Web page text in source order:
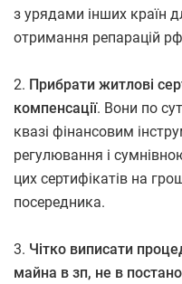
з урядами інших країн
отримання репарацій
2. Прибрати житлові
компенсації. Вони по
квазі фінансовим
регулювання і
цих сертифікатів на
посередника.
3. Чітко виписати
майна в зп, не в